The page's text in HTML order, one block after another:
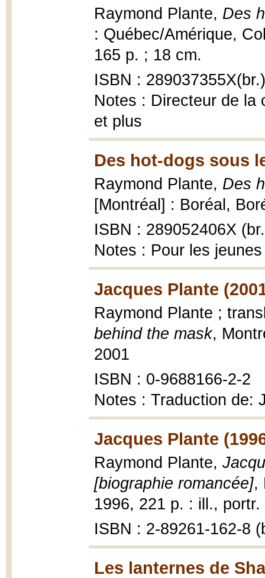
Raymond Plante, Des
: Québec/Amérique,
165 p. ; 18 cm.
ISBN : 289037355X(br.)
Notes : Directeur de la
et plus
Des hot-dogs sous
Raymond Plante, Des
[Montréal] : Boréal,
ISBN : 289052406X
Notes : Pour les jeunes
Jacques Plante
Raymond Plante ;
behind the mask,
2001
ISBN : 0-9688166-2-2
Notes : Traduction de:
Jacques Plante
Raymond Plante,
[biographie romancée],
1996, 221 p. : ill.,
ISBN : 2-89261-162-8
Les lanternes de